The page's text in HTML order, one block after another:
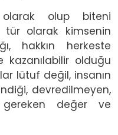
olup biteni
tür olarak kimsenin
hakkın herkeste
olduğu
lütuf değil, insanın
devredilmeyen,
değer ve